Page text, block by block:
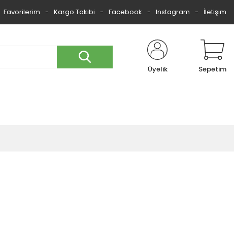
Favorilerim Kargo Takibi Facebook Instagram İletişim
Üyelik Sepetim